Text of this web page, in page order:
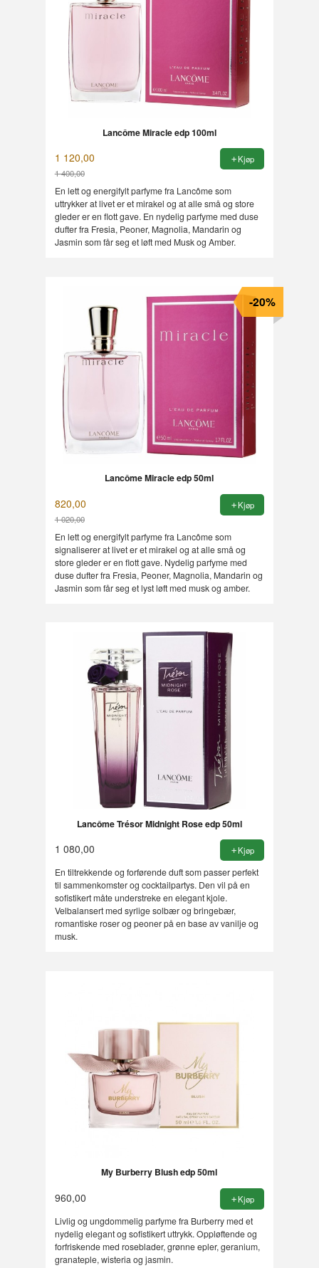
Lancôme Miracle edp 100ml
1 120,00
1 400,00
Rabatt
Kjøp
En lett og energifylt parfyme fra Lancôme som
uttrykker at livet er et mirakel og at alle små og store
gleder er en flott gave. En nydelig parfyme med duse
dufter fra Fresia, Peoner, Magnolia, Mandarin og
Jasmin som får seg et løft med Musk og Amber.
Lancôme Miracle edp 50ml
820,00
1 020,00
Rabatt
-20%
Kjøp
En lett og energifylt parfyme fra Lancôme som
signaliserer at livet er et mirakel og at alle små og
store gleder er en flott gave. Nydelig parfyme med
duse dufter fra Fresia, Peoner, Magnolia, Mandarin og
Jasmin som får seg et lyst løft med musk og amber.
Lancôme Trésor Midnight Rose edp 50ml
1 080,00 Kjøp
En tiltrekkende og forførende duft som passer perfekt
til sammenkomster og cocktailpartys. Den vil på en
sofistikert måte understreke en elegant kjole.
Velbalansert med syrlige solbær og bringebær,
romantiske roser og peoner på en base av vanilje og
musk.
My Burberry Blush edp 50ml
960,00 Kjøp
Livlig og ungdommelig parfyme fra Burberry med et
nydelig elegant og sofistikert uttrykk. Oppløftende og
forfriskende med roseblader, grønne epler, geranium,
granateple, wisteria og jasmin.